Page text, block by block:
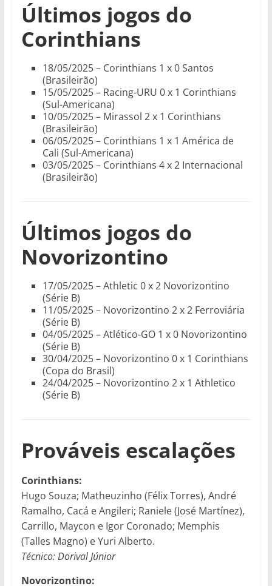
Últimos jogos do
Corinthians
18/05/2025 – Corinthians 1 x 0 Santos
(Brasileirão)
15/05/2025 – Racing-URU 0 x 1 Corinthians
(Sul-Americana)
10/05/2025 – Mirassol 2 x 1 Corinthians
(Brasileirão)
06/05/2025 – Corinthians 1 x 1 América de
Cali (Sul-Americana)
03/05/2025 – Corinthians 4 x 2 Internacional
(Brasileirão)
Últimos jogos do
Novorizontino
17/05/2025 – Athletic 0 x 2 Novorizontino
(Série B)
11/05/2025 – Novorizontino 2 x 2 Ferroviária
(Série B)
04/05/2025 – Atlético-GO 1 x 0 Novorizontino
(Série B)
30/04/2025 – Novorizontino 0 x 1 Corinthians
(Copa do Brasil)
24/04/2025 – Novorizontino 2 x 1 Athletico
(Série B)
Prováveis escalações
Corinthians:
Hugo Souza; Matheuzinho (Félix Torres), André
Ramalho, Cacá e Angileri; Raniele (José Martínez),
Carrillo, Maycon e Igor Coronado; Memphis
(Talles Magno) e Yuri Alberto.
Técnico: Dorival Júnior
Novorizontino: